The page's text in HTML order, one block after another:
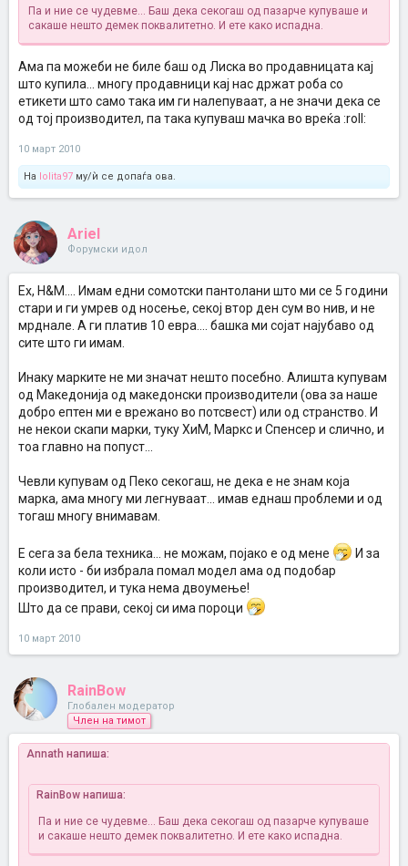
Па и ние се чудевме... Баш дека секогаш од пазарче купуваше и
сакаше нешто демек поквалитетно. И ете како испадна.
Ама па можеби не биле баш од Лиска во продавницата кај
што купила... многу продавници кај нас држат роба со
етикети што само така им ги налепуваат, а не значи дека се
од тој производител, па така купуваш мачка во вреќа :roll:
10 март 2010
На lolita97 му/ѝ се допаѓа ова.
Ariel
Форумски идол
Ех, H&M.... Имам едни сомотски пантолани што ми се 5 години
стари и ги умрев од носење, секој втор ден сум во нив, и не
мрднале. А ги платив 10 евра.... башка ми сојат најубаво од
сите што ги имам.
Инаку марките не ми значат нешто посебно. Алишта купувам
од Македонија од македонски производители (ова за наше
добро ептен ми е врежано во потсвест) или од странство. И
не некои скапи марки, туку ХиМ, Маркс и Спенсер и слично, и
тоа главно на попуст...
Чевли купувам од Пеко секогаш, не дека е не знам која
марка, ама многу ми легнуваат... имав еднаш проблеми и од
тогаш многу внимавам.
Е сега за бела техника... не можам, појако е од мене
И за
коли исто - би избрала помал модел ама од подобар
производител, и тука нема двоумење!
Што да се прави, секој си има пороци
10 март 2010
RainBow
Глобален модератор
Член на тимот
Annath напиша:
RainBow напиша:
Па и ние се чудевме... Баш дека секогаш од пазарче купуваше
и сакаше нешто демек поквалитетно. И ете како испадна.